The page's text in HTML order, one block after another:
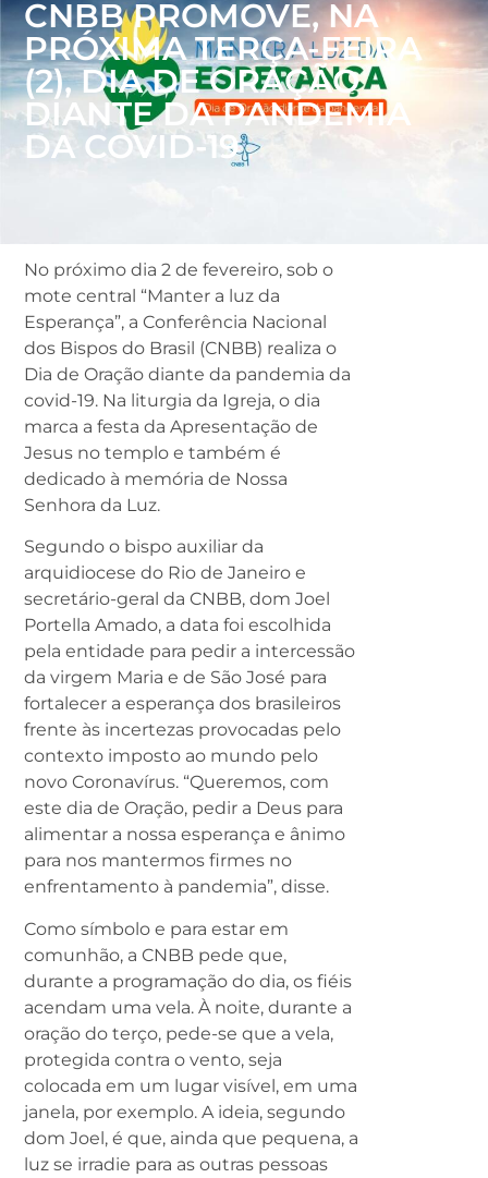
CNBB PROMOVE, NA
PRÓXIMA TERÇA-FEIRA
(2), DIA DE ORAÇÃO
DIANTE DA PANDEMIA
DA COVID-19
No próximo dia 2 de fevereiro, sob o
mote central “Manter a luz da
Esperança”, a Conferência Nacional
dos Bispos do Brasil (CNBB) realiza o
Dia de Oração diante da pandemia da
covid-19. Na liturgia da Igreja, o dia
marca a festa da Apresentação de
Jesus no templo e também é
dedicado à memória de Nossa
Senhora da Luz.
Segundo o bispo auxiliar da
arquidiocese do Rio de Janeiro e
secretário-geral da CNBB, dom Joel
Portella Amado, a data foi escolhida
pela entidade para pedir a intercessão
da virgem Maria e de São José para
fortalecer a esperança dos brasileiros
frente às incertezas provocadas pelo
contexto imposto ao mundo pelo
novo Coronavírus. “Queremos, com
este dia de Oração, pedir a Deus para
alimentar a nossa esperança e ânimo
para nos mantermos firmes no
enfrentamento à pandemia”, disse.
Como símbolo e para estar em
comunhão, a CNBB pede que,
durante a programação do dia, os fiéis
acendam uma vela. À noite, durante a
oração do terço, pede-se que a vela,
protegida contra o vento, seja
colocada em um lugar visível, em uma
janela, por exemplo. A ideia, segundo
dom Joel, é que, ainda que pequena, a
luz se irradie para as outras pessoas